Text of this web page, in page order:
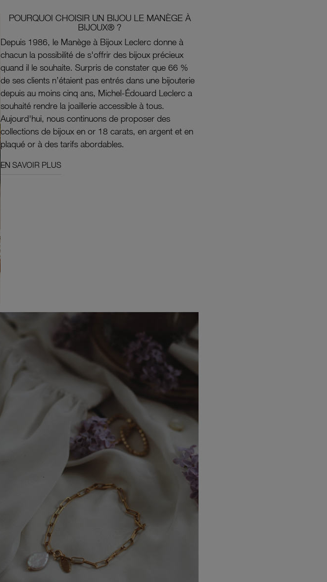
POURQUOI CHOISIR UN BIJOU LE MANÈGE À
BIJOUX® ?
Depuis 1986, le Manège à Bijoux Leclerc donne à
chacun la possibilité de s'offrir des bijoux précieux
quand il le souhaite. Surpris de constater que 66 %
de ses clients n’étaient pas entrés dans une bijouterie
depuis au moins cinq ans, Michel-Édouard Leclerc a
souhaité rendre la joaillerie accessible à tous.
Aujourd'hui, nous continuons de proposer des
collections de bijoux en or 18 carats, en argent et en
plaqué or à des tarifs abordables.
EN SAVOIR PLUS